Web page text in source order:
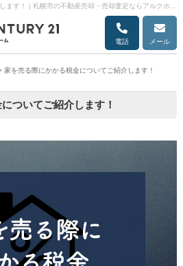
電話 メール
家を売る際にかかる税金についてご紹介します！
ついてご紹介します！